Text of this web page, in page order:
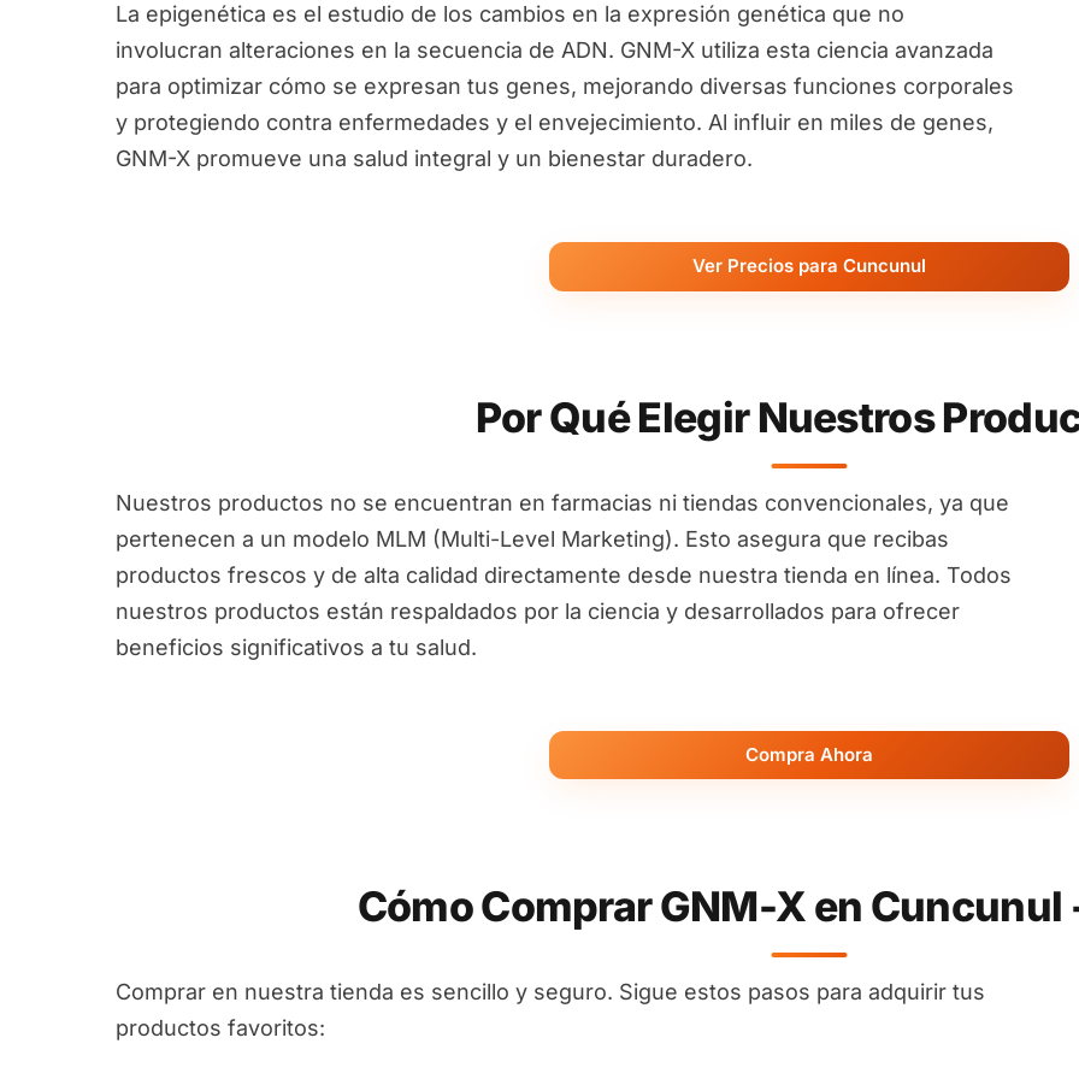
La epigenética es el estudio de los cambios en la expresión genética que no
involucran alteraciones en la secuencia de ADN. GNM-X utiliza esta ciencia avanzada
para optimizar cómo se expresan tus genes, mejorando diversas funciones corporales
y protegiendo contra enfermedades y el envejecimiento. Al influir en miles de genes,
GNM-X promueve una salud integral y un bienestar duradero.
Ver Precios para Cuncunul
Por Qué Elegir Nuestros
Nuestros productos no se encuentran en farmacias ni tiendas convencionales, ya que
pertenecen a un modelo MLM (Multi-Level Marketing). Esto asegura que recibas
productos frescos y de alta calidad directamente desde nuestra tienda en línea. Todos
nuestros productos están respaldados por la ciencia y desarrollados para ofrecer
beneficios significativos a tu salud.
Compra Ahora
Cómo Comprar GNM-X en Cuncunul
Comprar en nuestra tienda es sencillo y seguro. Sigue estos pasos para adquirir tus
productos favoritos: